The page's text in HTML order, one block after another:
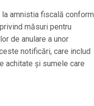
la amnistia fiscală conform
măsuri pentru
de anulare a unor
notificări, care includ
achitate şi sumele care